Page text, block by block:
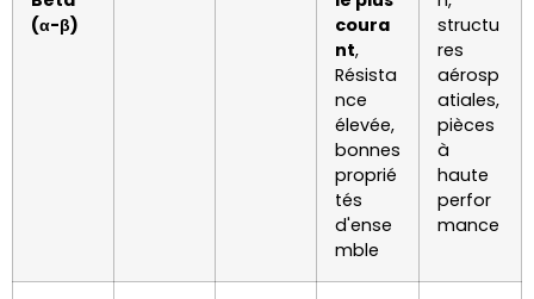
(α-β)
coura
nt,
Résista
nce
élevée,
bonnes
proprié
tés
d'ense
mble
structu
res
aérosp
atiales,
pièces
à
haute
perfor
mance